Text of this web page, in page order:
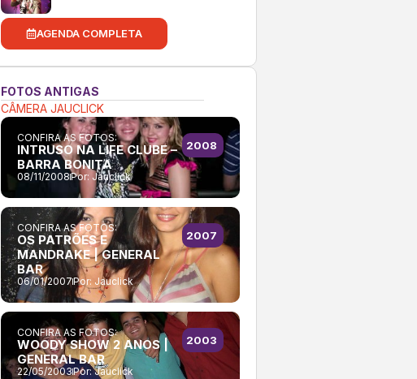
AGENDA COMPLETA
FOTOS ANTIGAS
CÂMERA JAUCLICK
CONFIRA AS FOTOS:
INTRUSO NA LIFE CLUBE –
BARRA BONITA
08/11/2008Por: Jauclick
2008
CONFIRA AS FOTOS:
OS PATRÕES E
MANDRAKE | GENERAL
BAR
06/01/2007Por: Jauclick
2007
CONFIRA AS FOTOS:
WOODY SHOW 2 ANOS |
GENERAL BAR
22/05/2003Por:Jauclick
2003